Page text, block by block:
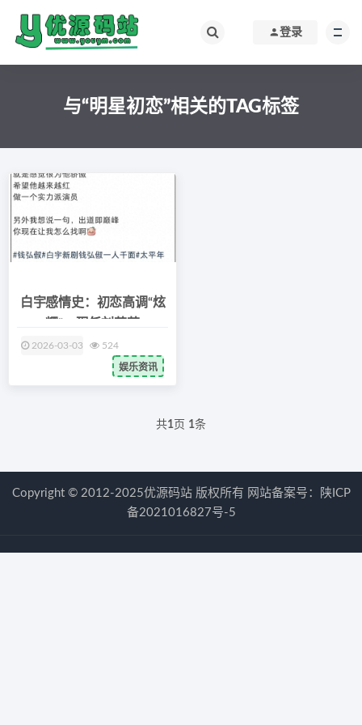
登录
与“明星初恋”相关的TAG标签
白宇感情史：初恋高调“炫
2026-03-03 524
娱乐资讯
共1 页 1条
Copyright © 2012-2025优源码站 版权所有 网站备案号：
陕ICP
备2021016827号-5